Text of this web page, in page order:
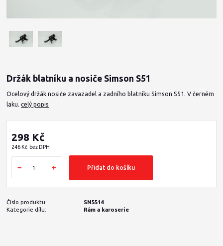
Držák blatníku a nosiče Simson S51
Ocelový držák nosiče zavazadel a zadního blatníku Simson S51. V černém
laku.celý popis
298 Kč
246 Kč bez DPH
Přidat do košíku
Číslo produktu:
SN5514
Kategorie dílu:
Rám a karoserie